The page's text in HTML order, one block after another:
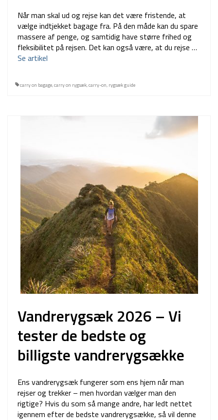
Når man skal ud og rejse kan det være fristende, at
vælge indtjekket bagage fra. På den måde kan du spare
massere af penge, og samtidig have større frihed og
fleksibilitet på rejsen. Det kan også være, at du rejse …
Se artikel
carry on bagage,carry on rygsæk,carry-on, rygsæk guide
Vandrerygsæk 2026 – Vi
tester de bedste og
billigste vandrerygsække
Ens vandrerygsæk fungerer som ens hjem når man
rejser og trekker – men hvordan vælger man den
rigtige? Hvis du som så mange andre, har ledt nettet
igennem efter de bedste vandrerygsække, så vil denne